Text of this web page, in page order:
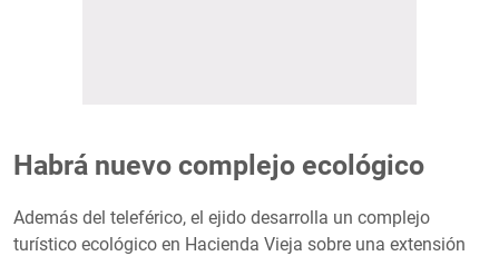
Habrá nuevo complejo ecológico
Además del teleférico, el ejido desarrolla un complejo
turístico ecológico en Hacienda Vieja sobre una extensión